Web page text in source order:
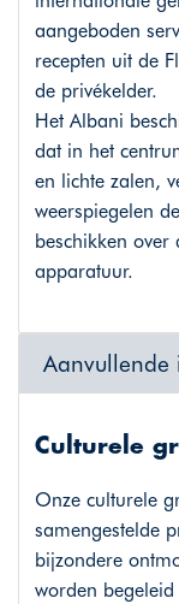
aangeboden
recepten uit de
de privékelder.
Het Albani
dat in het
en lichte zalen,
weerspiegelen
beschikken over
apparatuur.
Aanvullende
Culturele
Onze culturele
samengestelde
bijzondere
worden